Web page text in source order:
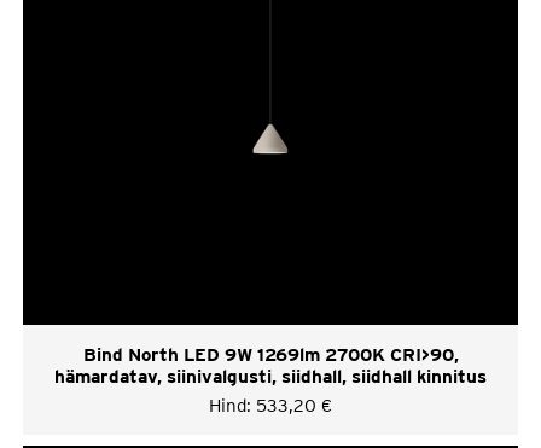
Bind North LED 9W 1269lm 2700K CRI>90,
hämardatav, siinivalgusti, siidhall, siidhall kinnitus
Hind: 533,20 €